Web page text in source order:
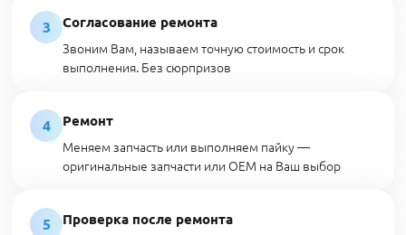
3
Согласование ремонта
Звоним Вам, называем точную стоимость и срок
выполнения. Без сюрпризов
4
Ремонт
Меняем запчасть или выполняем пайку —
оригинальные запчасти или OEM на Ваш выбор
5
Проверка после ремонта